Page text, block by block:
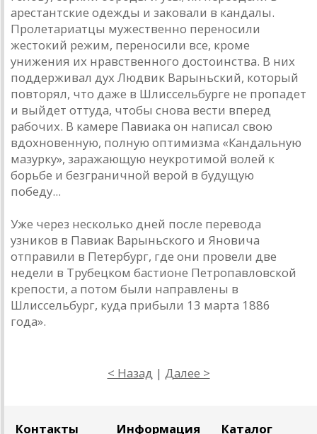
арестантские одежды и заковали в кандалы.
Пролетариатцы мужественно переносили
жестокий режим, переносили все, кроме
унижения их нравственного достоинства. В них
поддерживал дух Людвик Варыньский, который
повторял, что даже в Шлиссельбурге не пропадет
и выйдет оттуда, чтобы снова вести вперед
рабочих. В камере Павиака он написал свою
вдохновенную, полную оптимизма «Кандальную
мазурку», заражающую неукротимой волей к
борьбе и безграничной верой в будущую
победу...
Уже через несколько дней после перевода
узников в Павиак Варыньского и Яновича
отправили в Петербург, где они провели две
недели в Трубецком бастионе Петропавловской
крепости, а потом были направлены в
Шлиссельбург, куда прибыли 13 марта 1886
года».
< Назад | Далее >
Контакты Информация Каталог